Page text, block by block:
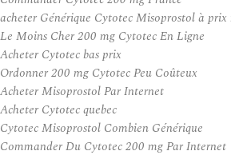
acheter Générique Cytotec Misoprostol à
Le Moins Cher 200 mg Cytotec En Ligne
Acheter Cytotec bas prix
Ordonner 200 mg Cytotec Peu Coûteux
Acheter Misoprostol Par Internet
Acheter Cytotec quebec
Cytotec Misoprostol Combien Générique
Commander Du Cytotec 200 mg Par Internet